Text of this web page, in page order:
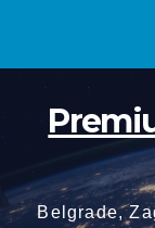
Belgrade,